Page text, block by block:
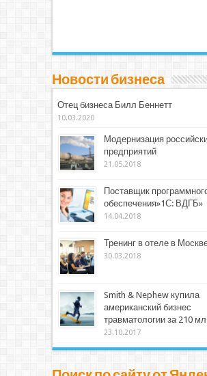
Новости бизнеса
Отец бизнеса Билл Беннетт
10.03.2020
Модернизация
предприятий
21.05.2018
Поставщик
обеспечения»1С: ВДГБ»
14.04.2018
Тренинг в отеле в
30.03.2018
Smith & Nephew купила
американский бизнес
травматологии за 210
23.10.2017